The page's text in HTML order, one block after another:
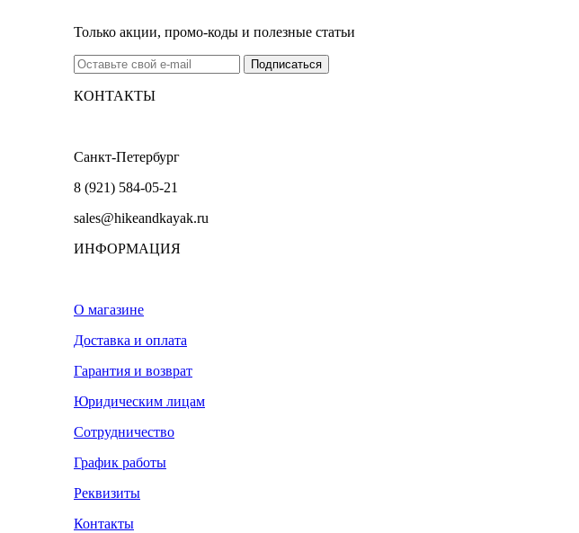
Только акции, промо-коды и полезные статьи
КОНТАКТЫ
Санкт-Петербург
8 (921) 584-05-21
sales@hikeandkayak.ru
ИНФОРМАЦИЯ
О магазине
Доставка и оплата
Гарантия и возврат
Юридическим лицам
Сотрудничество
График работы
Реквизиты
Контакты